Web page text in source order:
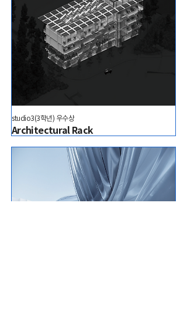
studio3(3학년) 우수상
Architectural Rack